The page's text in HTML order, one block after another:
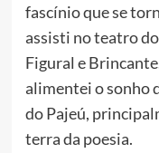
fascínio que se
assisti no teatro
Figural e
alimentei o sonho
do Pajeú,
terra da poesia.